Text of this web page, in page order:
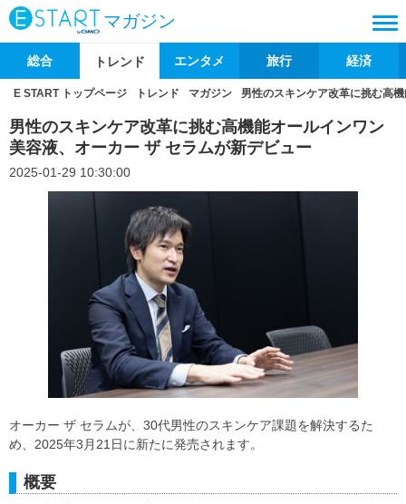
マガジン
総合 トレンド エンタメ 旅行 経済
E START トップページ トレンド マガジン 男性のスキンケア改革に挑む高
男性のスキンケア改革に挑む高機能オールインワン
美容液、オーカー ザ セラムが新デビュー
2025-01-29 10:30:00
オーカー ザ セラムが、30代男性のスキンケア課題を解決するた
め、2025年3月21日に新たに発売されます。
概要